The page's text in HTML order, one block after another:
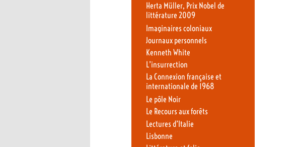
Herta Müller, Prix Nobel de
littérature 2009
Imaginaires coloniaux
Journaux personnels
Kenneth White
L’insurrection
La Connexion française et
internationale de 1968
Le pôle Noir
Le Recours aux forêts
Lectures d’Italie
Lisbonne